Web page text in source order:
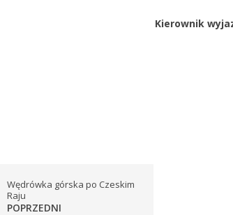
Kierownik
Wędrówka górska po Czeskim
Raju
POPRZEDNI